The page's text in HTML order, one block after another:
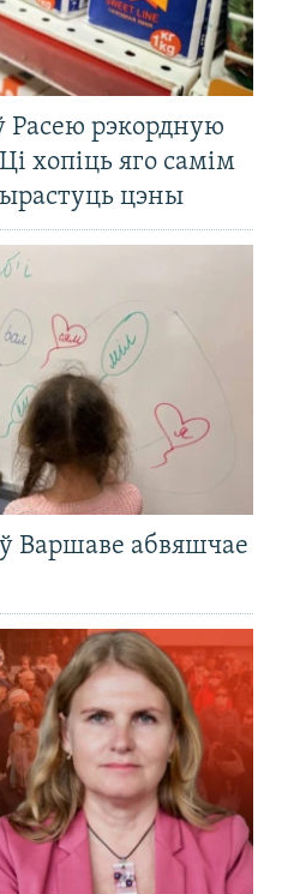
Расею рэкордную
хопіць яго самім
цэны
Варшаве абвяшчае